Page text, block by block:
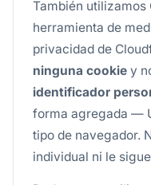
También utilizamos
herramienta de
privacidad de
ninguna cookie y
identificador
forma agregada —
tipo de navegador.
individual ni le